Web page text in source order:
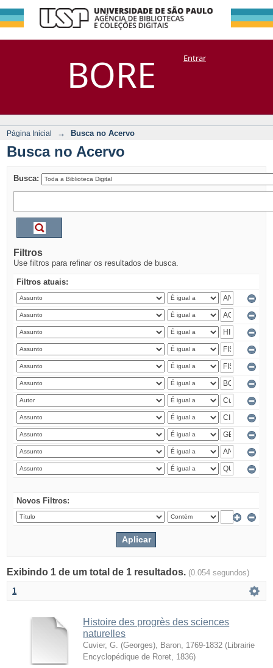
BORE
Busca no Acervo
DSpace/Manakin + CoriscoEntrar
Página Inicial → Busca no Acervo
Busca no Acervo
Busca:
Filtros
Use filtros para refinar os resultados de busca.
Filtros atuais:
Novos Filtros:
Exibindo 1 de um total de 1 resultados. (0.054 segundos)
1
Histoire des progrès des sciences
naturelles
Cuvier, G. (Georges), Baron, 1769-1832 ( Librairie
Encyclopédique de Roret 1836)